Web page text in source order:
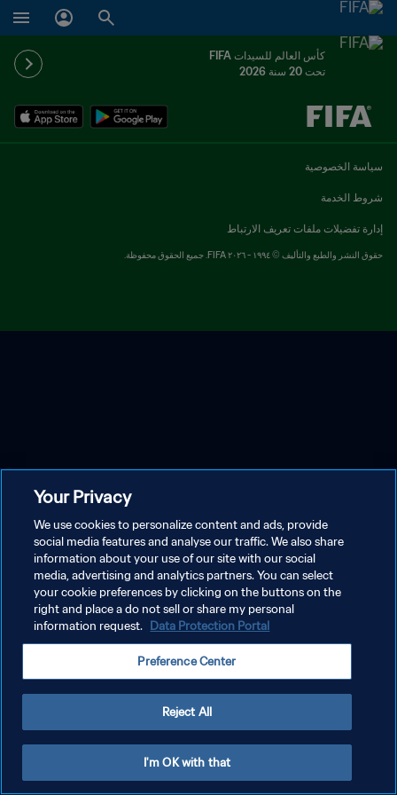
كأس العالم للسيدات FIFA
تحت 20 سنة 2026
يُحدَّد لاحقاً ضد يُحدَّد لاحقاً
سياسة الخصوصية
شروط الخدمة
إدارة تفضيلات ملفات تعريف الارتباط
حقوق النشر والطبع والتأليف © ١٩٩٤ - ٢٠٢٦ FIFA. جميع الحقوق محفوظة.
Your Privacy
We use cookies to personalize content and ads, provide
social media features and analyse our traffic. We also share
information about your use of our site with our social
media, advertising and analytics partners. You can select
your cookie preferences by clicking on the buttons on the
right and place a do not sell or share my personal
information request. Data Protection Portal
Preference Center
Reject All
I'm OK with that